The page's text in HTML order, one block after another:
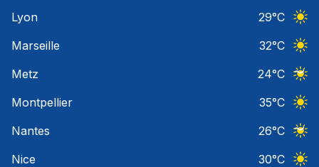
Lyon
29°C
Marseille
32°C
Metz
24°C
Montpellier
35°C
Nantes
26°C
Nice
30°C